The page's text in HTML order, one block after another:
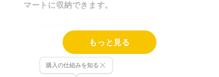
マートに収納できます。
もっと見る
購入の仕組みを知る